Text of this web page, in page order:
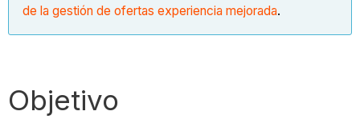
de la gestión de ofertas experiencia mejorada.
Objetivo